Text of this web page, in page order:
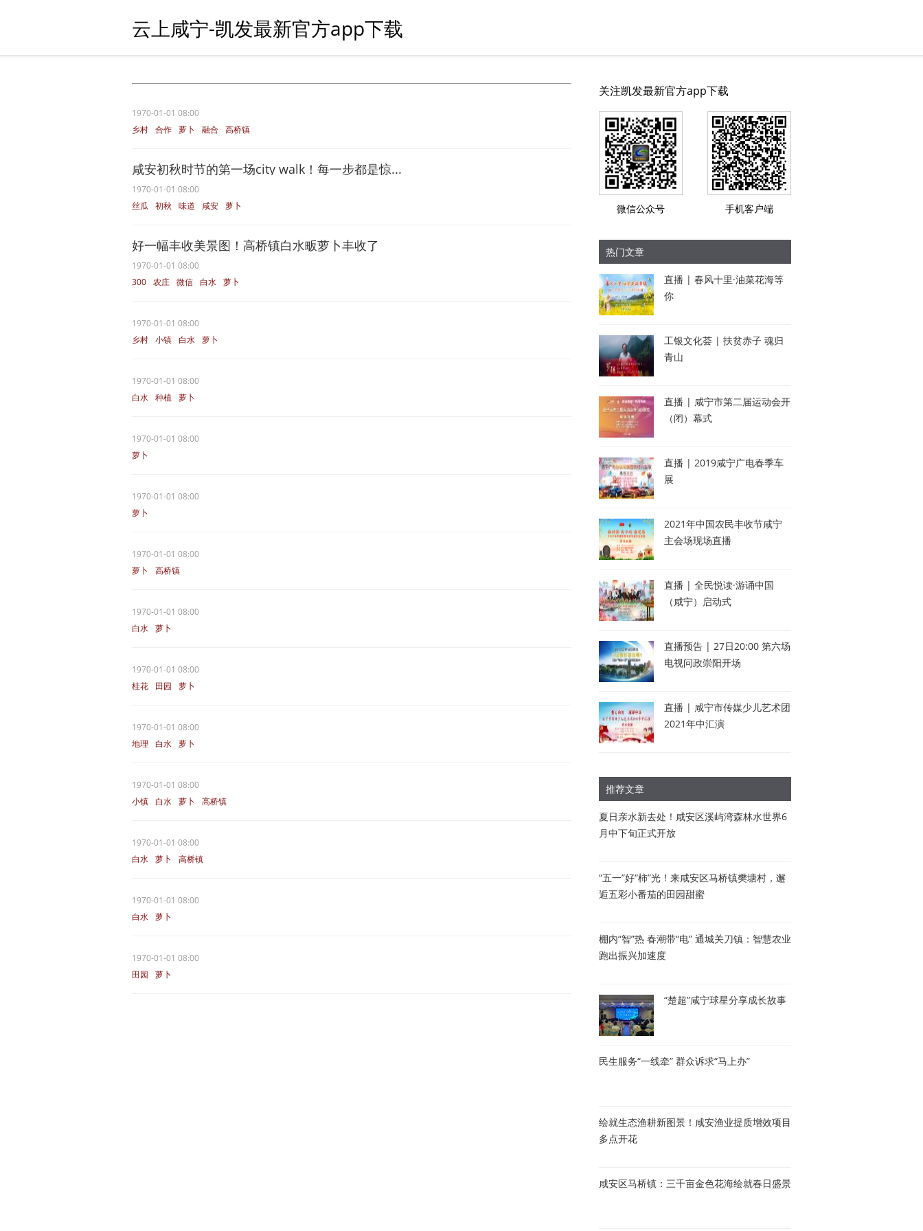
云上咸宁-凯发最新官方app下载
1970-01-01 08:00
乡村 合作 萝卜 融合 高桥镇
咸安初秋时节的第一场city walk！每一步都是惊...
1970-01-01 08:00
丝瓜
初秋 味道 咸安 萝卜
好一幅丰收美景图！高桥镇白水畈萝卜丰收了
1970-01-01 08:00
300 农庄 微信 白水 萝卜
1970-01-01 08:00
乡村 小镇 白水 萝卜
1970-01-01 08:00
白水 种植 萝卜
1970-01-01 08:00
萝卜
1970-01-01 08:00
萝卜
1970-01-01 08:00
萝卜
高桥镇
1970-01-01 08:00
白水 萝卜
1970-01-01 08:00
桂花
田园 萝卜
1970-01-01 08:00
地理
白水 萝卜
1970-01-01 08:00
小镇 白水 萝卜 高桥镇
1970-01-01 08:00
白水 萝卜 高桥镇
1970-01-01 08:00
白水 萝卜
1970-01-01 08:00
田园
萝卜
关注凯发最新官方app下载
微信公众号 手机客户端
热门文章
直播 | 春风十里·油菜花海等
你
工银文化荟 | 扶贫赤子 魂归
青山
直播 | 咸宁市第二届运动会开
（闭）幕式
直播 | 2019咸宁广电春季车
展
2021年中国农民丰收节咸宁
主会场现场直播
直播 | 全民悦读·游诵中国
（咸宁）启动式
直播预告 | 27日20:00 第六场
电视问政崇阳开场
直播 | 咸宁市传媒少儿艺术团
2021年中汇演
推荐文章
夏日亲水新去处！咸安区溪屿湾森林水世界6
月中下旬正式开放
“五一”好“柿”光！来咸安区马桥镇樊塘村，邂
逅五彩小番茄的田园甜蜜
棚内“智”热 春潮带“电” 通城关刀镇：智慧农业
跑出振兴加速度
“楚超”咸宁球星分享成长故事
民生服务“一线牵” 群众诉求“马上办”
绘就生态渔耕新图景！咸安渔业提质增效项目
多点开花
咸安区马桥镇：三千亩金色花海绘就春日盛景